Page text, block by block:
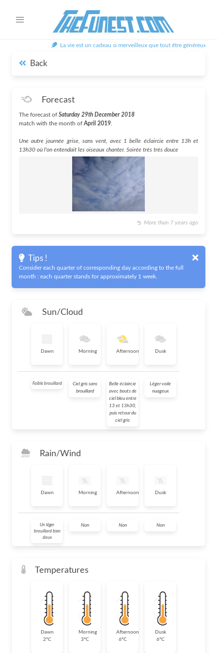
La vie est un cadeau si merveilleux que tout être généreux
Back
Forecast
The forecast of Saturday 29th December 2018
match with the month of April 2019
Une autre journée grise, sans vent, avec 1 belle éclaircie entre 13h et
13h30 où l'on entendait les oiseaux chanter. Soirée très très douce
More than 7 years ago
Tips !
Consider each quarter of corresponding day according to the full
month : each quarter stands for approximately 1 week.
Sun/Cloud
Dawn Morning Afternoon Dusk
Faible brouillard
Ciel gris sans
brouillard
Belle éclaircie
avec bouts de
ciel bleu entre
13 et 13h30,
puis retour du
ciel gris
Léger voile
nuageux
Rain/Wind
Dawn Morning Afternoon Dusk
Un léger
brouillard bien
doux
Non Non Non
Temperatures
Dawn
2°C
Morning
3°C
Afternoon
6°C
Dusk
6°C